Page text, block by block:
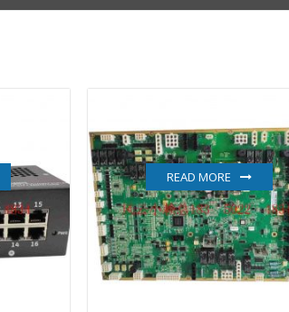
EMERSON
Bently Nevada
NI
EATON
ELAU
READ MORE